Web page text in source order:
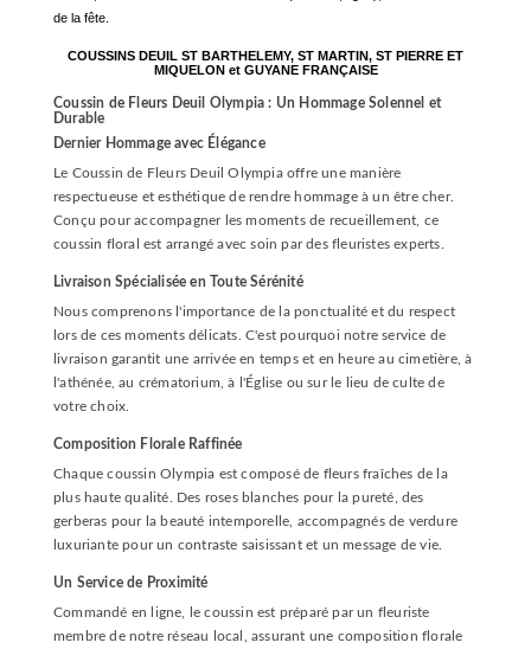
de la fête.
COUSSINS DEUIL ST BARTHELEMY, ST MARTIN, ST PIERRE ET
MIQUELON et GUYANE FRANÇAISE
Coussin de Fleurs Deuil Olympia : Un Hommage Solennel et
Durable
Dernier Hommage avec Élégance
Le Coussin de Fleurs Deuil Olympia offre une manière
respectueuse et esthétique de rendre hommage à un être cher.
Conçu pour accompagner les moments de recueillement, ce
coussin floral est arrangé avec soin par des fleuristes experts.
Livraison Spécialisée en Toute Sérénité
Nous comprenons l'importance de la ponctualité et du respect
lors de ces moments délicats. C'est pourquoi notre service de
livraison garantit une arrivée en temps et en heure au cimetière, à
l'athénée, au crématorium, à l'Église ou sur le lieu de culte de
votre choix.
Composition Florale Raffinée
Chaque coussin Olympia est composé de fleurs fraîches de la
plus haute qualité. Des roses blanches pour la pureté, des
gerberas pour la beauté intemporelle, accompagnés de verdure
luxuriante pour un contraste saisissant et un message de vie.
Un Service de Proximité
Commandé en ligne, le coussin est préparé par un fleuriste
membre de notre réseau local, assurant une composition florale